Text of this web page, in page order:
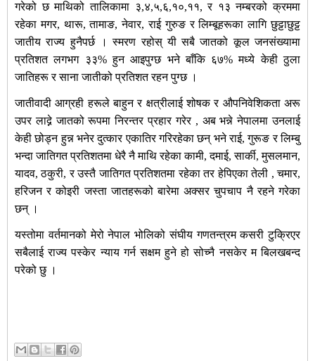
गरेको छ माथिको तालिकामा ३,४,५,६,१०,११, र १३ नम्बरको क्रममा
रहेका मगर, थारू, तामाङ, नेवार, राई गुरुङ र लिम्बूहरूका लागि छुट्टाछुट्ट
जातीय राज्य हुनैपर्छ । स्मरण रहोस् यी सबै जातको कूल जनसंख्यामा
प्रतिशत लगभग ३३% हुन आइपुग्छ भने बाँकि ६७% मध्ये केही ठुला
जातिहरू र साना जातीको प्रतिशत रहन पुग्छ ।
जातीवादी आग्रही हरूले बाहुन र क्षत्रीलाई शोषक र औपनिवेशिकता अरू
उपर लाद्ने जातको रूपमा निरन्तर प्रहार गरेर , अब भन्ने नेपालमा उनलाई
केही छोड्न हुन्न भनेर दुत्कार एकातिर गरिरहेका छन् भने राई, गुरूङ र लिम्बु
भन्दा जातिगत प्रतिशतमा धेरै नै माथि रहेका कामी, दमाई, सार्की, मुसलमान,
यादव, ठकुरी, र उस्तै जातिगत प्रतिशतमा रहेका तर हेपिएका तेली , चमार,
हरिजन र कोइरी जस्ता जातहरूको बारेमा अक्सर चुपचाप नै रहने गरेका
छन् ।
यस्तोमा वर्तमानको मेरो नेपाल भोलिको संघीय गणतन्त्रम कसरी टुक्रिएर
सबैलाई राज्य पस्केर न्याय गर्न सक्षम हुने हो सोच्नै नसकेर म बिलखबन्द
परेको छु ।